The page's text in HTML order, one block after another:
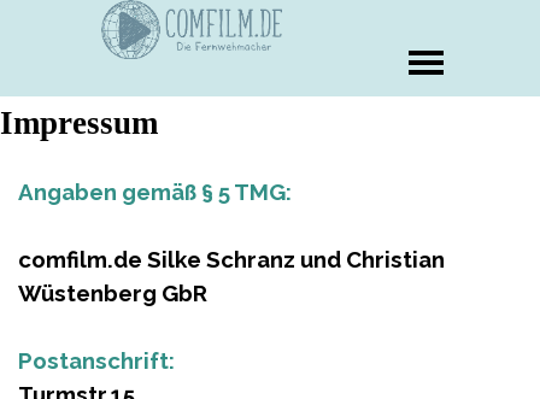
Impressum
Angaben gemäß § 5 TMG:
comfilm.de Silke Schranz und Christian
Wüstenberg GbR
Postanschrift: